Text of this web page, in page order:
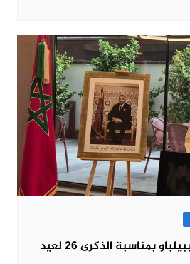
حفل استقبال بهيج ببيلباو بمناسبة الذكرى 26 لعيد